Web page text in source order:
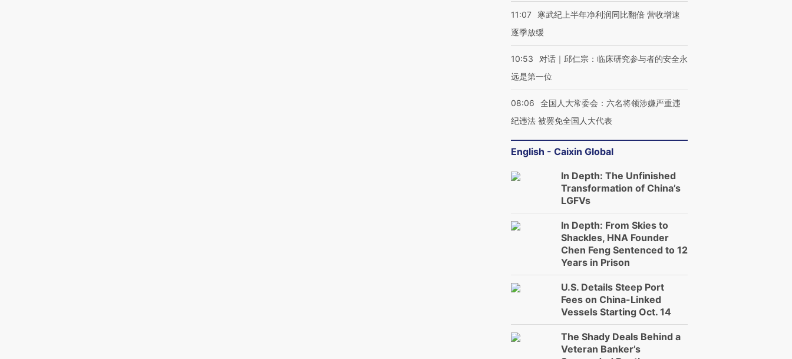
11:07
寒武纪上半年净利润同比翻倍 营收增速
逐季放缓
10:53
对话｜邱仁宗：临床研究参与者的安全永
远是第一位
08:06
全国人大常委会：六名将领涉嫌严重违
纪违法 被罢免全国人大代表
English - Caixin Global
In Depth: The Unfinished
Transformation of China’s
LGFVs
In Depth: From Skies to
Shackles, HNA Founder
Chen Feng Sentenced to 12
Years in Prison
U.S. Details Steep Port
Fees on China-Linked
Vessels Starting Oct. 14
The Shady Deals Behind a
Veteran Banker’s